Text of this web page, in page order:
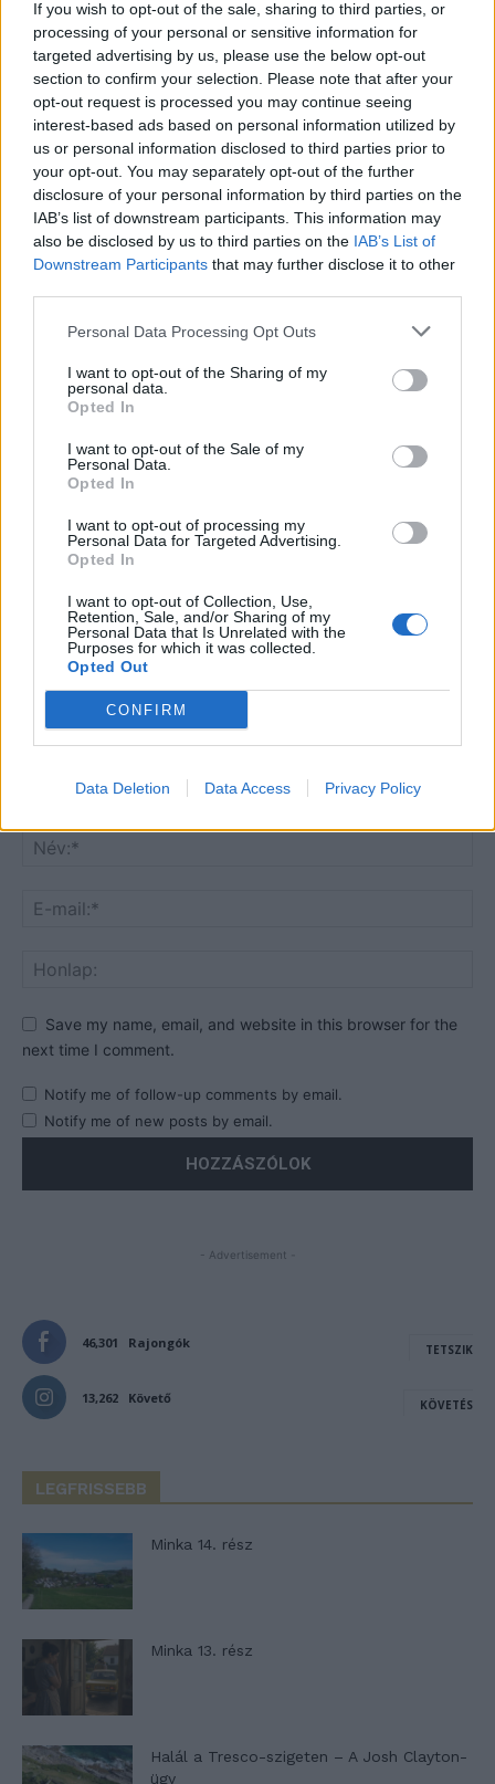
If you wish to opt-out of the sale, sharing to third parties, or
processing of your personal or sensitive information for
targeted advertising by us, please use the below opt-out
section to confirm your selection. Please note that after your
opt-out request is processed you may continue seeing
interest-based ads based on personal information utilized by
us or personal information disclosed to third parties prior to
your opt-out. You may separately opt-out of the further
disclosure of your personal information by third parties on the
IAB’s list of downstream participants. This information may
also be disclosed by us to third parties on the IAB’s List of
Downstream Participants that may further disclose it to other
Personal Data Processing Opt Outs
I want to opt-out of the Sharing of my
personal data.
Opted In
I want to opt-out of the Sale of my
Personal Data.
Opted In
I want to opt-out of processing my
Personal Data for Targeted Advertising.
Opted In
I want to opt-out of Collection, Use,
Retention, Sale, and/or Sharing of my
Personal Data that Is Unrelated with the
Purposes for which it was collected.
Opted Out
CONFIRM
Data Deletion Data Access Privacy Policy
mögött. Néha meséket is írok, de gyakrabban novellákat,
cikkeket és apró vicces történeteket.
KAPCSOLÓDÓ CIKKEK TÖBB A SZERZŐTŐL
Minka 14. rész
Minka 13. rész
HOZZÁSZÓLOK A CIKKHEZ
Save my name, email, and website in this browser for the
next time I comment.
Notify me of follow-up comments by email.
Notify me of new posts by email.
- Advertisement -
46,301 Rajongók TETSZIK
13,262 Követő KÖVETÉS
LEGFRISSEBB
Minka 14. rész
Minka 13. rész
Halál a Tresco-szigeten – A Josh Clayton-
ügy